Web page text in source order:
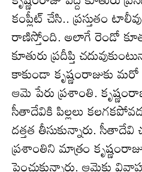
కంప్లీట్ చేసి.. ప్ర‌స్తుతం
రాణిస్తోంది. అలాగే రెండో
కూతురు ప్రదీప్తి
కాకుండా కృష్ణంరాజుకు
ఆమె పేరు ప్ర‌శాంతి.
సీతాదేవికి పిల్ల‌లు
ద‌త్త‌త తీసుకున్నారు.
ప్ర‌శాంతిని మాత్రం
పెంచుకున్నారు. ఆమెకు